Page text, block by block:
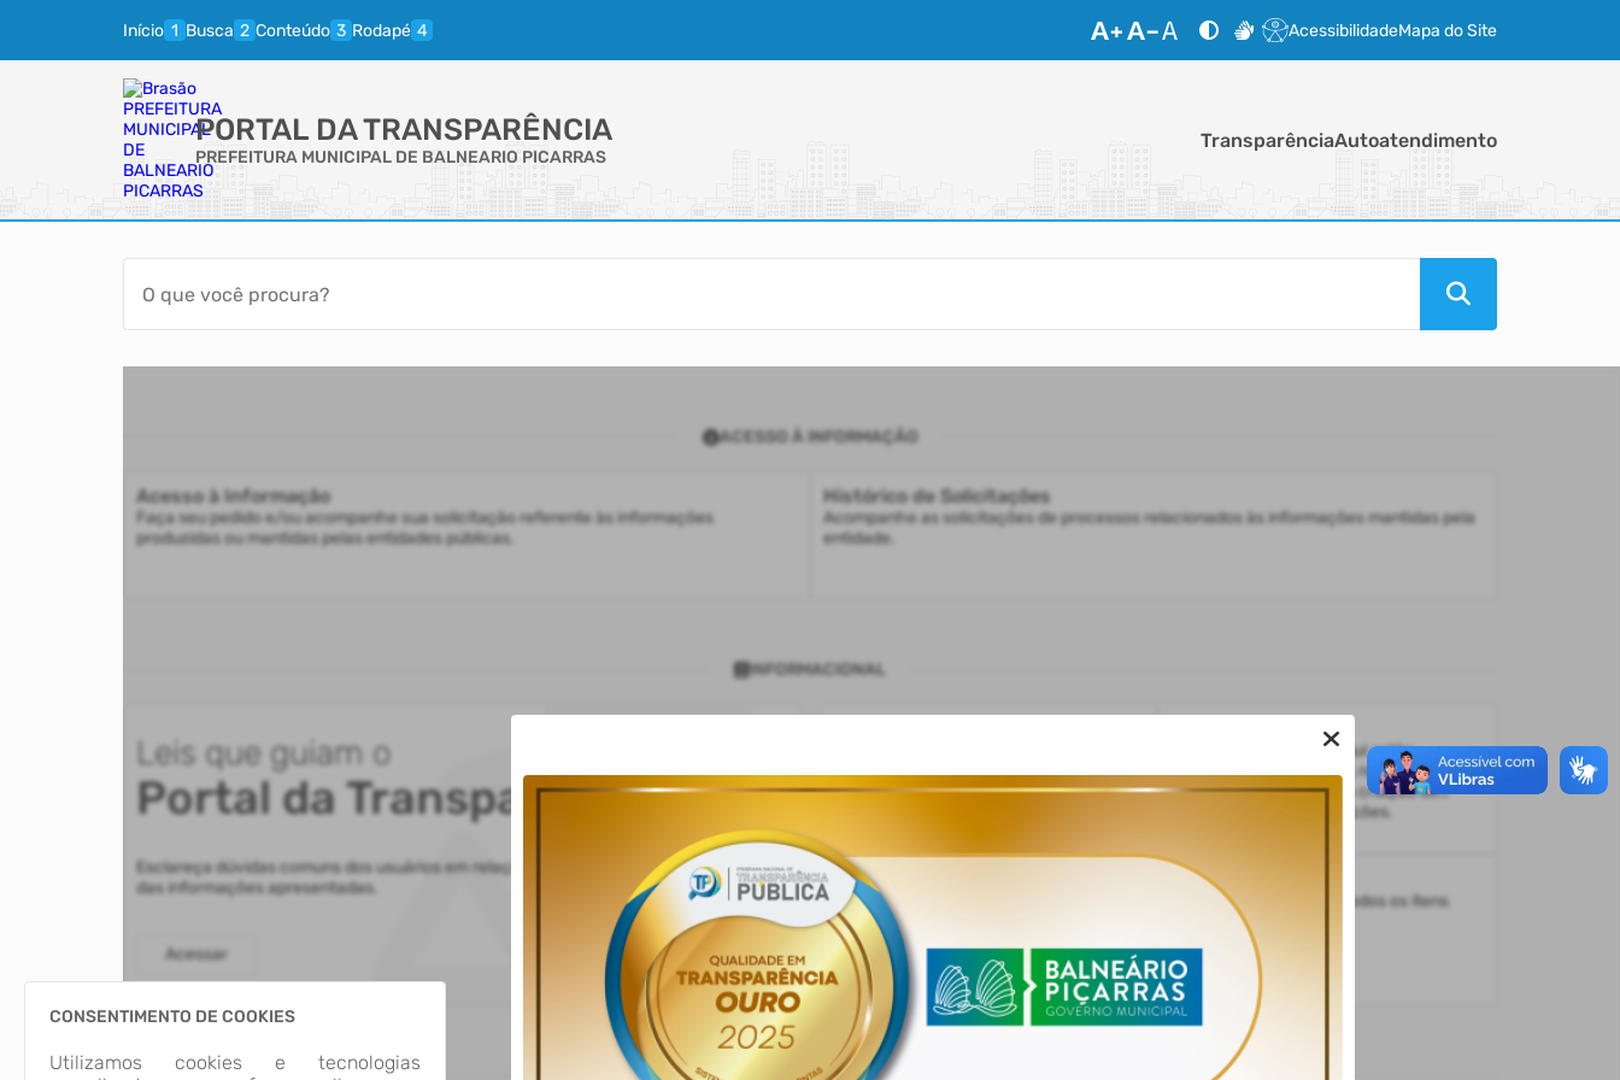
Início Busca Conteúdo Rodapé AcessibilidadeMapa do Site
PORTAL DA TRANSPARÊNCIA
PREFEITURA MUNICIPAL DE BALNEARIO PICARRAS
TransparênciaAutoatendimento
CONSENTIMENTO DE COOKIES
Utilizamos cookies e tecnologias
ACESSO À INFORMAÇÃO
Acesso à Informação
Faça seu pedido e/ou acompanhe sua solicitação referente às informações
produzidas ou mantidas pelas entidades públicas.
Histórico de Solicitações
Acompanhe as solicitações de processos relacionados às informações mantidas pela
entidade.
INFORMACIONAL
Leis que guiam o
Portal da Transparência
Esclareça dúvidas comuns dos usuários em relação ao cumprimento legal
das informações apresentadas.
Acessar
utilizados nas informações
disponibilizadas.
Os dados disponíveis aqui estão
dispostos com base nas recomendações
da INDA e possibilitam a criação de
novas consulta e aplicações.
Mapa do Site
Consulte a estrutura do Portal da Transparência com a exibição de todos os itens
disponíveis
BANNERS